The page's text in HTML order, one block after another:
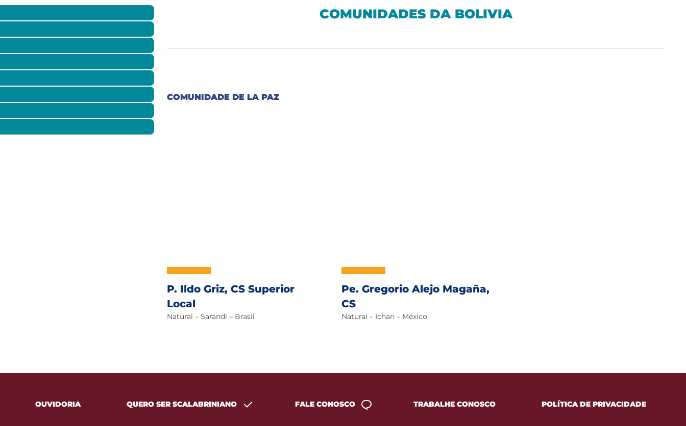
COMUNIDADES DA BOLIVIA
COMUNIDADE DE LA PAZ
P. Ildo Griz, CS Superior
Local
Natural – Sarandi – Brasil
Pe. Gregorio Alejo Magaña,
CS
Natural – Ichan – México
OUVIDORIA QUERO SER SCALABRINIANO FALE CONOSCO TRABALHE CONOSCO POLÍTICA DE PRIVACIDADE